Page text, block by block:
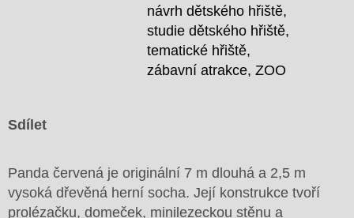
návrh dětského hřiště
studie dětského hřiště
tematické hřiště
zábavní atrakce ZOO
Sdílet
Panda červená je originální 7 m dlouhá a 2,5 m
vysoká dřevěná herní socha. Její konstrukce tvoří
prolézačku, domeček, minilezeckou stěnu a